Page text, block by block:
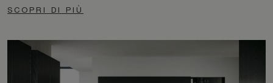
SCOPRI DI PIÙ